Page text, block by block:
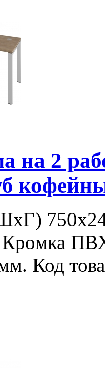
на 2
Код